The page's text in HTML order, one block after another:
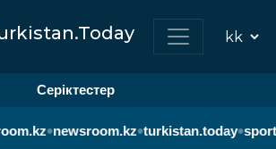
Серіктестер
•newsroom.kz•turkistan.today•